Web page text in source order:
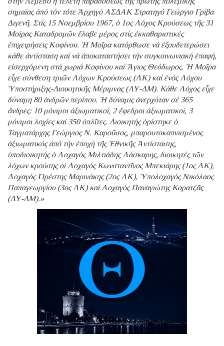
σημαίας ἀπό τόν τότε Ἀρχηγό ΑΣΔΑΚ Στρατηγό Γεώργιο Γρίβα
Διγενῆ. Στίς 15 Νοεμβρίου 1967, ὁ 1ος Λόχος Κρούσεως τῆς 31
Μοίρας Καταδρομῶν ἔλαβε μέρος στίς ἐκκαθαριστικές
ἐπιχειρήσεις Κοφίνου. Ἡ Μοῖρα κατόρθωσε νά ἐξουδετερώσει
κάθε ἀντίσταση καί νά ἀποκαταστήσει τήν συγκοινωνιακή ἐπαφή,
εἰσερχόμενη στά χωριά Κοφίνου καί Ἅγιος Θεόδωρος. Ἡ Μοῖρα
εἶχε σύνθεση τριῶν Λόχων Κρούσεως (ΛΚ) καί ἑνός Λόχου
Ὑποστήριξης-Διοικητικῆς Μέριμνας (ΛΥ-ΔΜ). Κάθε Λόχος εἶχε
δύναμη 80 ἀνδρῶν περίπου. Ἡ δύναμις ἀνερχόταν σέ 365
ἄνδρες: 10 μόνιμοι ἀξιωματικοί, 2 ἔφεδροι ἀξιωματικοί, 3
μόνιμοι λοχίες καί 350 ὁπλῖτες. Διοικητής ὁρίστηκε ὁ
Ταγματάρχης Γεώργιος Ν. Καροῦσος, μπαρουτοκαπνισμένος
ἀξιωματικός ἀπό τήν ἐποχή τῆς Ἐθνικῆς Ἀντίστασης,
ὑποδιοικητής ὁ Λοχαγός Μιλτιάδης Λάσκαρης, διοικητές τῶν
λόχων κρούσης οἱ Λοχαγός Κωνσταντῖνος Μπεκιάρης (1ος ΛΚ),
Λοχαγός Ὀρέστης Μαρινάκης (2ος ΛΚ), Ὑπολοχαγός Νικόλαος
Παπαγεωργίου (3ος ΛΚ) καί Λοχαγός Παναγιώτης Καρατζᾶς
(ΛΥ-ΔΜ).»